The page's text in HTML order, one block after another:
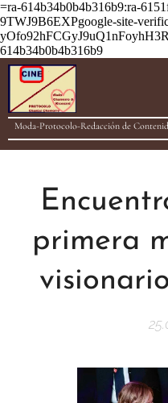
=ra-614b34b0b4b316b9:ra-
9TWJ9B6EXPgoogle-site-
614b34b0b4b316b9
Moda-Protocolo-Redacción de
primera